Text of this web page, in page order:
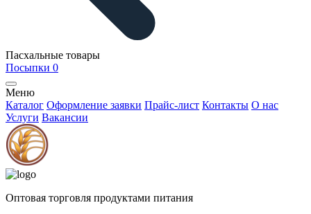
Пасхальные товары
Посыпки 0
Меню
Каталог Оформление заявки Прайс-лист Контакты О нас
Услуги Вакансии
Оптовая торговля продуктами питания